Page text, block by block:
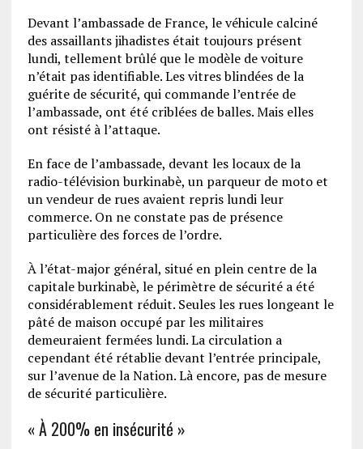
Devant l’ambassade de France, le véhicule calciné
des assaillants jihadistes était toujours présent
lundi, tellement brûlé que le modèle de voiture
n’était pas identifiable. Les vitres blindées de la
guérite de sécurité, qui commande l’entrée de
l’ambassade, ont été criblées de balles. Mais elles
ont résisté à l’attaque.
En face de l’ambassade, devant les locaux de la
radio-télévision burkinabè, un parqueur de moto et
un vendeur de rues avaient repris lundi leur
commerce. On ne constate pas de présence
particulière des forces de l’ordre.
À l’état-major général, situé en plein centre de la
capitale burkinabè, le périmètre de sécurité a été
considérablement réduit. Seules les rues longeant le
pâté de maison occupé par les militaires
demeuraient fermées lundi. La circulation a
cependant été rétablie devant l’entrée principale,
sur l’avenue de la Nation. Là encore, pas de mesure
de sécurité particulière.
« À 200% en insécurité »